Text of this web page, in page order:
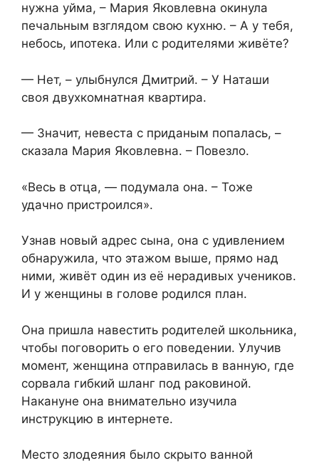
нужна уйма, – Мария Яковлевна окинула
печальным взглядом свою кухню. – А у тебя,
небось, ипотека. Или с родителями живёте?
— Нет, – улыбнулся Дмитрий. – У Наташи
своя двухкомнатная квартира.
— Значит, невеста с приданым попалась, –
сказала Мария Яковлевна. – Повезло.
«Весь в отца, — подумала она. – Тоже
удачно пристроился».
Узнав новый адрес сына, она с удивлением
обнаружила, что этажом выше, прямо над
ними, живёт один из её нерадивых учеников.
И у женщины в голове родился план.
Она пришла навестить родителей школьника,
чтобы поговорить о его поведении. Улучив
момент, женщина отправилась в ванную, где
сорвала гибкий шланг под раковиной.
Накануне она внимательно изучила
инструкцию в интернете.
Место злодеяния было скрыто ванной